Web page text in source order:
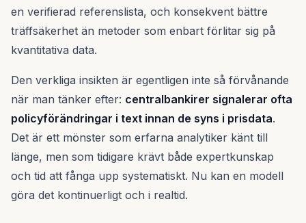
en verifierad referenslista, och konsekvent bättre
träffsäkerhet än metoder som enbart förlitar sig på
kvantitativa data.
Den verkliga insikten är egentligen inte så förvånande
när man tänker efter: centralbankirer signalerar ofta
policyförändringar i text innan de syns i prisdata.
Det är ett mönster som erfarna analytiker känt till
länge, men som tidigare krävt både expertkunskap
och tid att fånga upp systematiskt. Nu kan en modell
göra det kontinuerligt och i realtid.